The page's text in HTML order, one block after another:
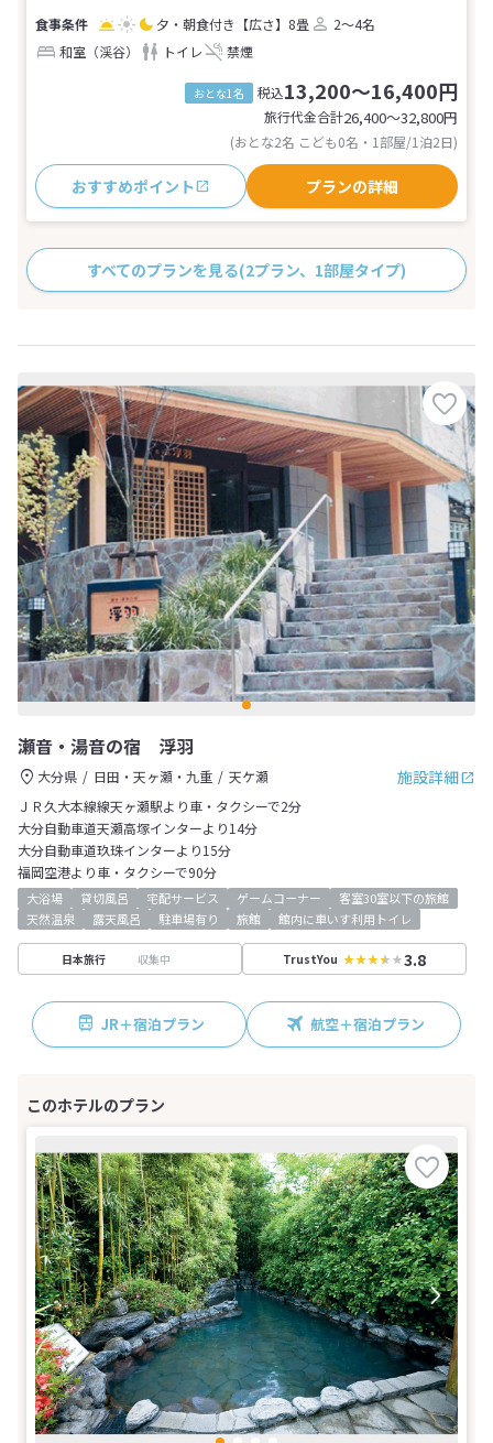
夕・朝食付き 【広さ】8畳
2～4名
和室（渓谷）
トイレ 禁煙
おとな1名 税込13,200～16,400円
旅行代金合計26,400〜32,800円
(おとな2名 こども0名・1部屋/1泊2日)
おすすめポイント プランの詳細
すべてのプランを見る(2プラン、1部屋タイプ)
瀬音・湯音の宿 浮羽
施設詳細
大分県 日田・天ヶ瀬・九重
天ケ瀬
ＪＲ久大本線線天ヶ瀬駅より車・タクシーで2分
大分自動車道天瀬高塚インターより14分
大分自動車道玖珠インターより15分
福岡空港より車・タクシーで90分
大浴場 貸切風呂 宅配サービス ゲームコーナー
客室30室以下の旅館
天然温泉
露天風呂 駐車場有り 旅館 館内に車いす利用トイレ
日本旅行 収集中 TrustYou 3.8
JR＋宿泊プラン 航空＋宿泊プラン